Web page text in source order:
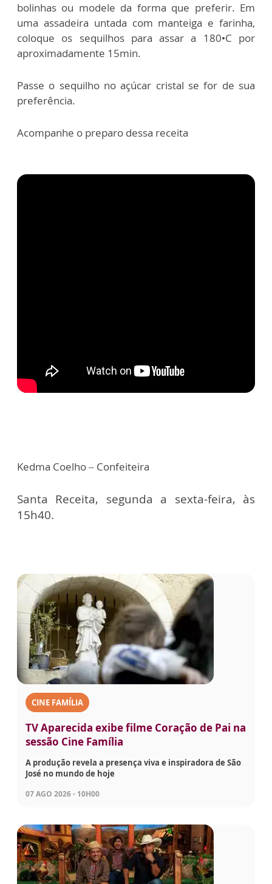
bolinhas ou modele da forma que preferir. Em
uma assadeira untada com manteiga e farinha,
coloque os sequilhos para assar a 180•C por
aproximadamente 15min.
Passe o sequilho no açúcar cristal se for de sua
preferência.
Acompanhe o preparo dessa receita
Kedma Coelho – Confeiteira
Santa Receita, segunda a sexta-feira, às
15h40.
CINE FAMÍLIA
TV Aparecida exibe filme Coração de Pai na
sessão Cine Família
A produção revela a presença viva e inspiradora de São
José no mundo de hoje
07 AGO 2026 - 10H00